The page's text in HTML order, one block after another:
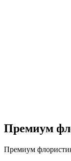
Премиум
Премиум